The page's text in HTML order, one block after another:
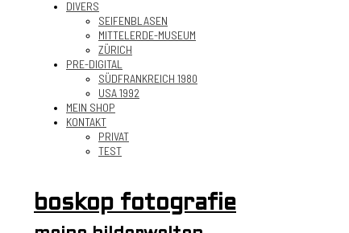
DIVERS
SEIFENBLASEN
MITTELERDE-MUSEUM
ZÜRICH
PRE-DIGITAL
SÜDFRANKREICH 1980
USA 1992
MEIN SHOP
KONTAKT
PRIVAT
TEST
boskop fotografie